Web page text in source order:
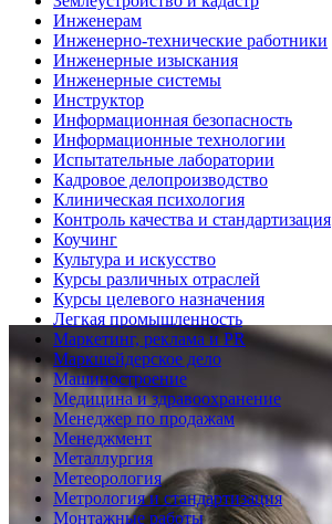
Инженерам
Инженерно-технические работники
Инженерные изыскания
Инженерные системы
Инструктор
Информационная безопасность
Информационные технологии
Испытательные лаборатории
Кадровое делопроизводство
Клиническая психология
Контроль качества и стандартизация
Коучинг
Культура и искусство
Курсы различных отраслей
Курсы целевого назначения
Легкая промышленность
Маркетинг, реклама и PR
Маркшейдерское дело
Машиностроение
Медицина и здравоохранение
Менеджер по продажам
Менеджмент
Металлургия
Метеорология
Метрология и стандартизация
Монтажные работы